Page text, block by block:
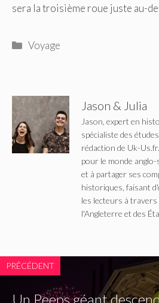
sera la troisième roue juste au-
Catégories
Voyage
Jason & Julia
Jason, expert en
spécialiste des
rédaction de Uk-
pour le monde
et à partager ses
historiques, faisant
les lecteurs à travers
l'Angleterre et des
PRÉCÉDENT
Un Peeps géant